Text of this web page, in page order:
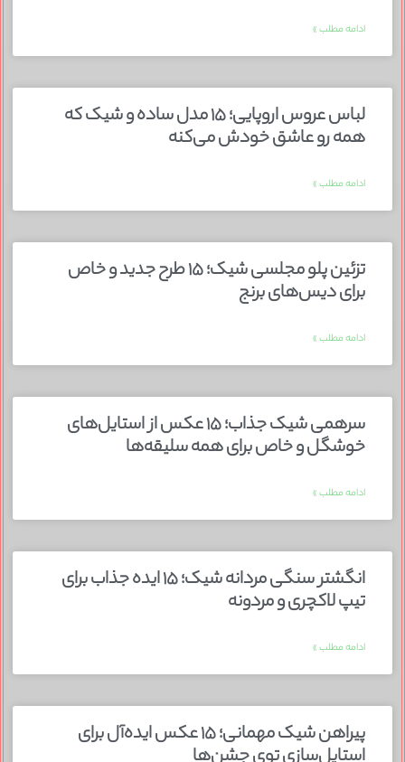
ادامه مطلب »
لباس عروس اروپایی؛ ۱۵ مدل ساده و شیک که
همه رو عاشق خودش می‌کنه
ادامه مطلب »
تزئین پلو مجلسی شیک؛ ۱۵ طرح جدید و خاص
برای دیس‌های برنج
ادامه مطلب »
سرهمی شیک جذاب؛ ۱۵ عکس از استایل‌های
خوشگل و خاص برای همه سلیقه‌ها
ادامه مطلب »
انگشتر سنگی مردانه شیک؛ ۱۵ ایده جذاب برای
تیپ لاکچری و مردونه
ادامه مطلب »
پیراهن شیک مهمانی؛ ۱۵ عکس ایده‌آل برای